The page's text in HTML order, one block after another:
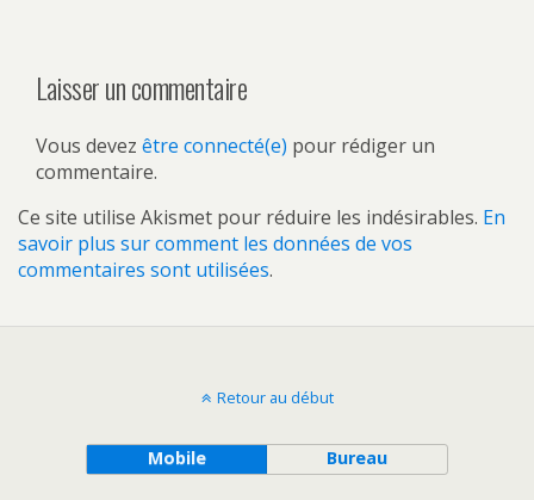
Laisser un commentaire
Vous devez être connecté(e) pour rédiger un
commentaire.
Ce site utilise Akismet pour réduire les indésirables. En
savoir plus sur comment les données de vos
commentaires sont utilisées.
Retour au début
Mobile Bureau